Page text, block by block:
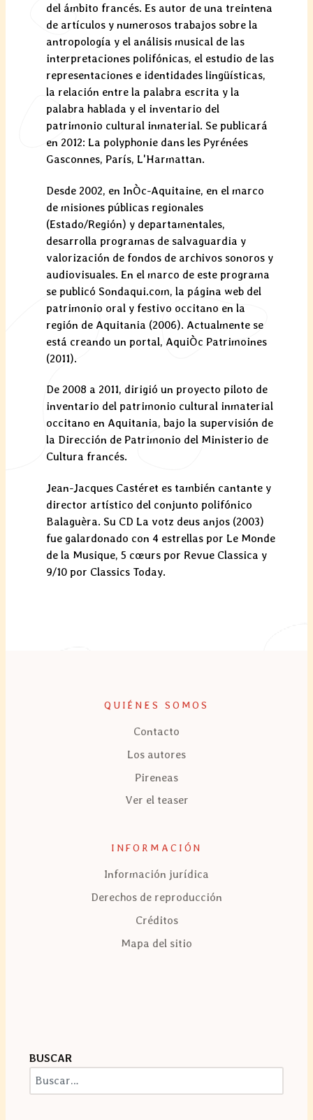
del ámbito francés. Es autor de una treintena
de artículos y numerosos trabajos sobre la
antropología y el análisis musical de las
interpretaciones polifónicas, el estudio de las
representaciones e identidades lingüísticas,
la relación entre la palabra escrita y la
palabra hablada y el inventario del
patrimonio cultural inmaterial. Se publicará
en 2012: La polyphonie dans les Pyrénées
Gasconnes, París, L'Harmattan.
Desde 2002, en InÒc-Aquitaine, en el marco
de misiones públicas regionales
(Estado/Región) y departamentales,
desarrolla programas de salvaguardia y
valorización de fondos de archivos sonoros y
audiovisuales. En el marco de este programa
se publicó Sondaqui.com, la página web del
patrimonio oral y festivo occitano en la
región de Aquitania (2006). Actualmente se
está creando un portal, AquiÒc Patrimoines
(2011).
De 2008 a 2011, dirigió un proyecto piloto de
inventario del patrimonio cultural inmaterial
occitano en Aquitania, bajo la supervisión de
la Dirección de Patrimonio del Ministerio de
Cultura francés.
Jean-Jacques Castéret es también cantante y
director artístico del conjunto polifónico
Balaguèra. Su CD La votz deus anjos (2003)
fue galardonado con 4 estrellas por Le Monde
de la Musique, 5 cœurs por Revue Classica y
9/10 por Classics Today.
QUIÉNES SOMOS
Contacto
Los autores
Pireneas
Ver el teaser
INFORMACIÓN
Información jurídica
Derechos de reproducción
Créditos
Mapa del sitio
BUSCAR
Buscar